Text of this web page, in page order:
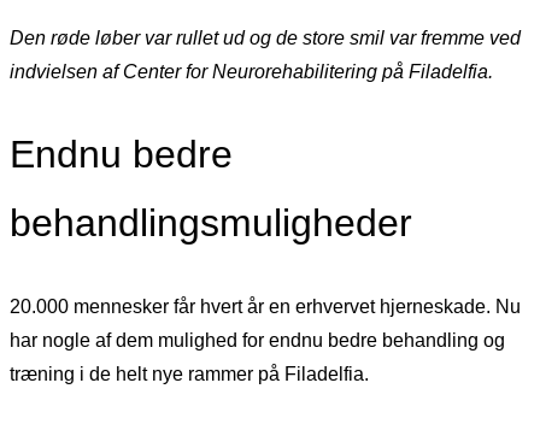
Den røde løber var rullet ud og de store smil var fremme ved
indvielsen af Center for Neurorehabilitering på Filadelfia.
Endnu bedre
behandlingsmuligheder
20.000 mennesker får hvert år en erhvervet hjerneskade. Nu
har nogle af dem mulighed for endnu bedre behandling og
træning i de helt nye rammer på Filadelfia.